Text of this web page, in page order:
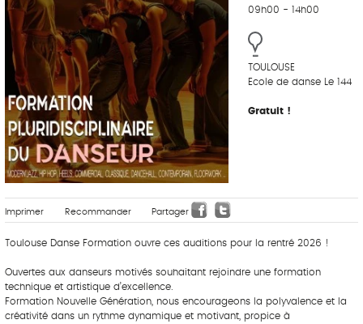
09h00 - 14h00
TOULOUSE
Ecole de danse Le 144
Gratuit !
Imprimer Recommander Partager
Toulouse Danse Formation ouvre ces auditions pour la rentré 2026 !
Ouvertes aux danseurs motivés souhaitant rejoindre une formation
technique et artistique d’excellence.
Formation Nouvelle Génération, nous encourageons la polyvalence et la
créativité dans un rythme dynamique et motivant, propice à